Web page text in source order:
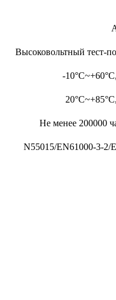
Высоковольтный тест-
-
Не менее 200000
N55015/EN61000-3-2/